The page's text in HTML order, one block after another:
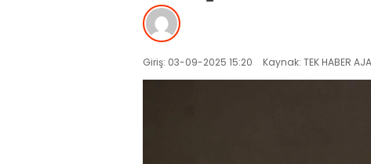
Giriş: 03-09-2025 15:20 Kaynak: TEK HABER